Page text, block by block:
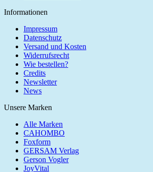
Informationen
Impressum
Datenschutz
Versand und Kosten
Widerrufsrecht
Wie bestellen?
Credits
Newsletter
News
Unsere Marken
Alle Marken
CAHOMBO
Foxform
GERSAM Verlag
Gerson Vogler
JoyVital